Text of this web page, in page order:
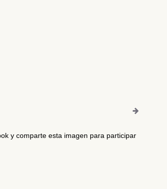
y comparte esta imagen para participar